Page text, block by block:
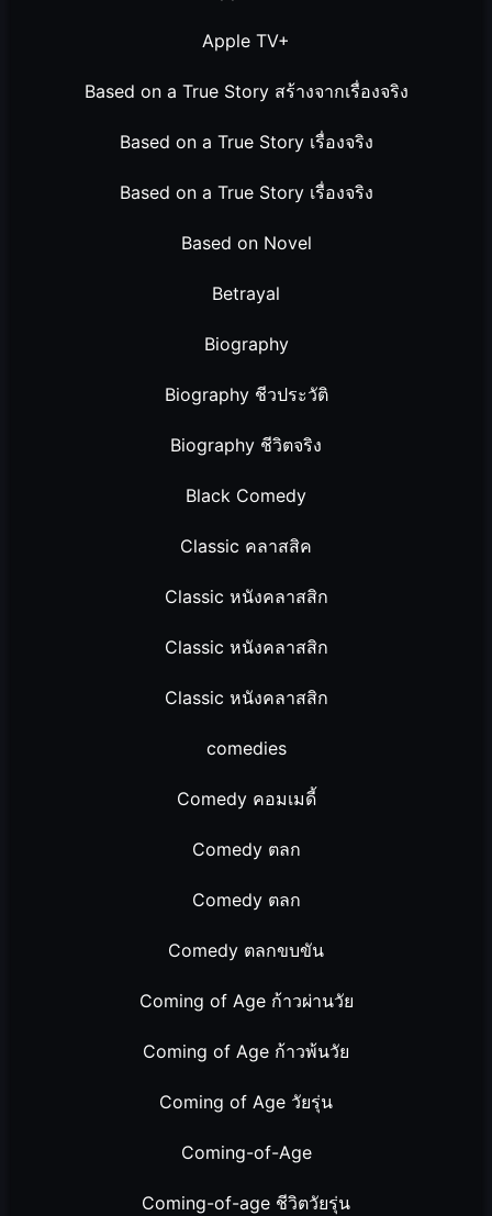
Apple TV+
Based on a True Story สร้างจากเรื่องจริง
Based on a True Story เรื่องจริง
Based on a True Story เรื่องจริง
Based on Novel
Betrayal
Biography
Biography ชีวประวัติ
Biography ชีวิตจริง
Black Comedy
Classic คลาสสิค
Classic หนังคลาสสิก
Classic หนังคลาสสิก
Classic หนังคลาสสิก
comedies
Comedy คอมเมดี้
Comedy ตลก
Comedy ตลก
Comedy ตลกขบขัน
Coming of Age ก้าวผ่านวัย
Coming of Age ก้าวพ้นวัย
Coming of Age วัยรุ่น
Coming-of-Age
Coming-of-age ชีวิตวัยรุ่น